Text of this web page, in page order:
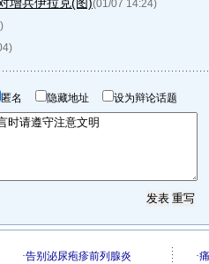
(01/07 14:24)
匿名 隐藏地址 设为辩论话题